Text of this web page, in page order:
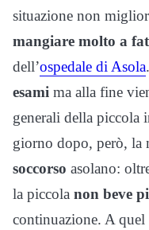
situazione non
mangiare molto a
dell’ospedale di Asola
esami ma alla fine
generali della piccola
giorno dopo, però, la
soccorso asolano:
la piccola non beve
continuazione. A quel